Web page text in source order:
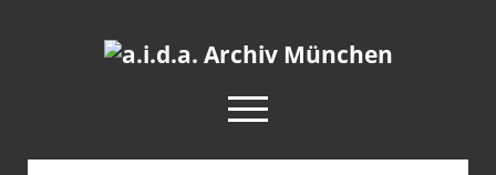
a.i.d.a.
open
menu